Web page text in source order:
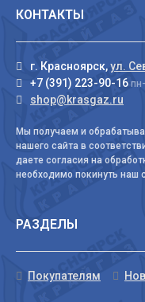
КОНТАКТЫ
г. Красноярск,ул.
+7 (391) 223-90-16
shop@krasgaz.ru
Мы получаем и
нашего сайта в
даете согласия на
необходимо покинуть наш
РАЗДЕЛЫ
Покупателям